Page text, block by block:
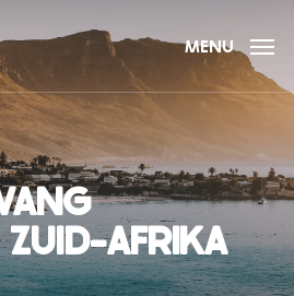
MENU
AFRIKA